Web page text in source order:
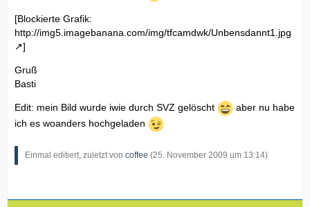
[Blockierte Grafik:
http://img5.imagebanana.com/img/tfcamdwk/Unbensdannt1.jpg
]
Gruß
Basti
Edit: mein Bild wurde iwie durch SVZ gelöscht
aber nu habe
ich es woanders hochgeladen
Einmal editiert, zuletzt von coffee (25. November 2009 um 13:14)